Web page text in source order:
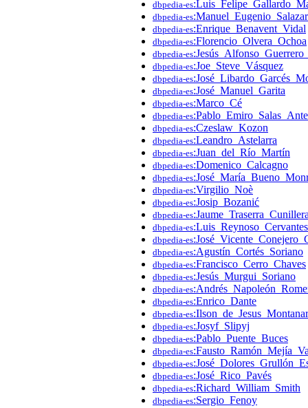
dbpedia-es
dbpedia-es
dbpedia-es:Enrique_Benavent_Vidal
dbpedia-es:Florencio_Olvera_Ochoa
dbpedia-es
dbpedia-es:Joe_Steve_Vásquez
dbpedia-es
dbpedia-es:José_Manuel_Garita
dbpedia-es:Marco_Cé
dbpedia-es
dbpedia-es:Czeslaw_Kozon
dbpedia-es:Leandro_Astelarra
dbpedia-es:Juan_del_Río_Martín
dbpedia-es:Domenico_Calcagno
dbpedia-es
dbpedia-es:Virgilio_Noè
dbpedia-es:Josip_Bozanić
dbpedia-es
dbpedia-es:Luis_Reynoso_Cervantes
dbpedia-es
dbpedia-es:Agustín_Cortés_Soriano
dbpedia-es:Francisco_Cerro_Chaves
dbpedia-es:Jesús_Murgui_Soriano
dbpedia-es
dbpedia-es:Enrico_Dante
dbpedia-es
dbpedia-es:Josyf_Slipyj
dbpedia-es:Pablo_Puente_Buces
dbpedia-es
dbpedia-es
dbpedia-es:José_Rico_Pavés
dbpedia-es:Richard_William_Smith
dbpedia-es:Sergio_Fenoy